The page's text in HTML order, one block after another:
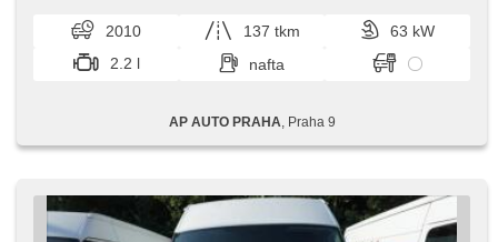
VÝDŘEVA NÁKLADOVÉHO PROSTORU,​ TEMPOMAT,​
MLH...
2010 137 tkm
63 kW
2.2 l
nafta
AP AUTO PRAHA , Praha 9